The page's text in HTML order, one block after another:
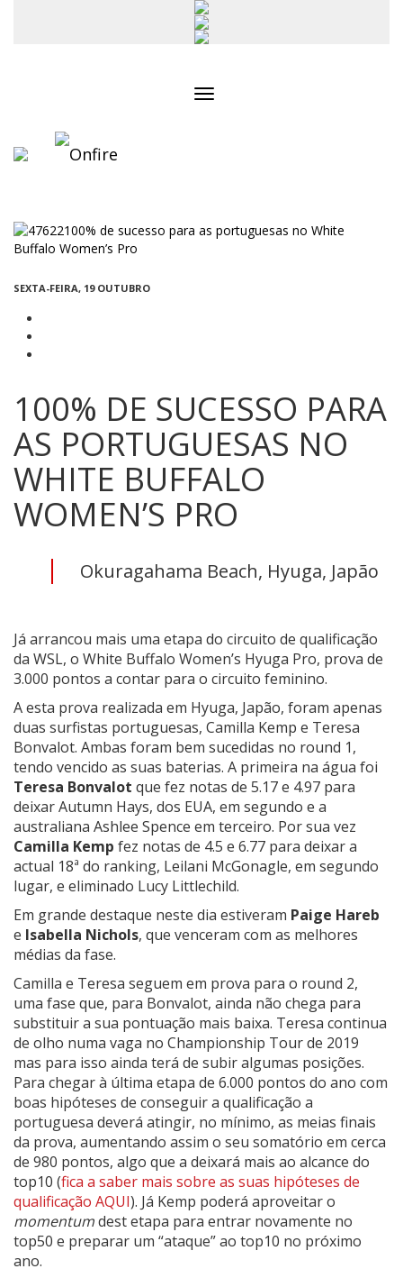
SEXTA-FEIRA, 19 OUTUBRO
100% DE SUCESSO PARA
AS PORTUGUESAS NO
WHITE BUFFALO
WOMEN’S PRO
Okuragahama Beach, Hyuga, Japão
Já arrancou mais uma etapa do circuito de qualificação
da WSL, o White Buffalo Women’s Hyuga Pro, prova de
3.000 pontos a contar para o circuito feminino.
A esta prova realizada em Hyuga, Japão, foram apenas
duas surfistas portuguesas, Camilla Kemp e Teresa
Bonvalot. Ambas foram bem sucedidas no round 1,
tendo vencido as suas baterias. A primeira na água foi
Teresa Bonvalot que fez notas de 5.17 e 4.97 para
deixar Autumn Hays, dos EUA, em segundo e a
australiana Ashlee Spence em terceiro. Por sua vez
Camilla Kemp fez notas de 4.5 e 6.77 para deixar a
actual 18ª do ranking, Leilani McGonagle, em segundo
lugar, e eliminado Lucy Littlechild.
Em grande destaque neste dia estiveram Paige Hareb
e Isabella Nichols, que venceram com as melhores
médias da fase.
Camilla e Teresa seguem em prova para o round 2,
uma fase que, para Bonvalot, ainda não chega para
substituir a sua pontuação mais baixa. Teresa continua
de olho numa vaga no Championship Tour de 2019
mas para isso ainda terá de subir algumas posições.
Para chegar à última etapa de 6.000 pontos do ano com
boas hipóteses de conseguir a qualificação a
portuguesa deverá atingir, no mínimo, as meias finais
da prova, aumentando assim o seu somatório em cerca
de 980 pontos, algo que a deixará mais ao alcance do
top10 (fica a saber mais sobre as suas hipóteses de
qualificação AQUI). Já Kemp poderá aproveitar o
momentumdest etapa para entrar novamente no
top50 e preparar um “ataque” ao top10 no próximo
ano.